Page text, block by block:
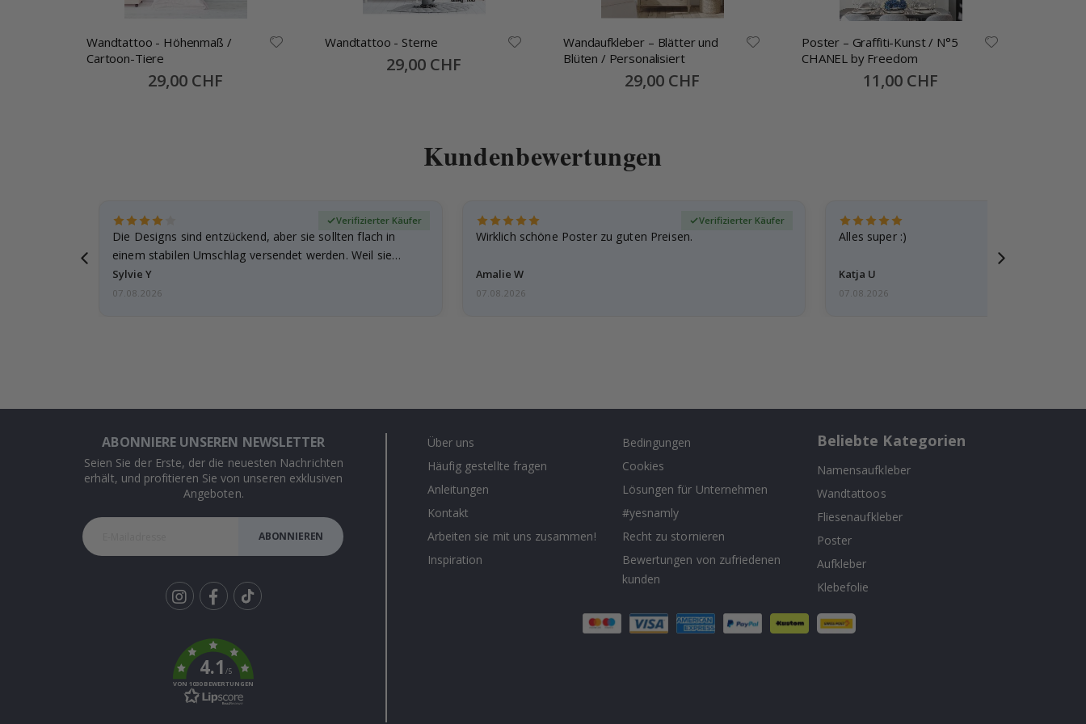
Wandtattoo - Höhenmaß /
Cartoon-Tiere
Special
Price
29,00 CHF
Wandtattoo - Sterne
Special
Price
29,00 CHF
Wandaufkleber – Blätter und
Blüten / Personalisiert
Special
Price
29,00 CHF
Poster – Graffiti-Kunst / N°5
CHANEL by Freedom
Special
Price
11,00 CHF
Kundenbewertungen
Die Designs sind entzückend, aber sie sollten flach in
einem stabilen Umschlag versendet werden. Weil sie…
Sylvie Y
Verifizierter Käufer
07.08.2026
Wirklich schöne Poster zu guten Preisen.
Amalie W
Verifizierter Käufer
07.08.2026
Alles super :)
Katja U
07.08.2026
ABONNIERE UNSEREN NEWSLETTER
Seien Sie der Erste, der die neuesten Nachrichten
erhält, und profitieren Sie von unseren exklusiven
Angeboten.
ABONNIEREN
k
4.1/5
VON 1030 BEWERTUNGEN
Über uns
Häufig gestellte fragen
Anleitungen
Kontakt
Arbeiten sie mit uns zusammen!
Inspiration
Bedingungen
Cookies
Lösungen für Unternehmen
#yesnamly
Recht zu stornieren
Bewertungen von zufriedenen
kunden
Beliebte Kategorien
Namensaufkleber
Wandtattoos
Fliesenaufkleber
Poster
Aufkleber
Klebefolie